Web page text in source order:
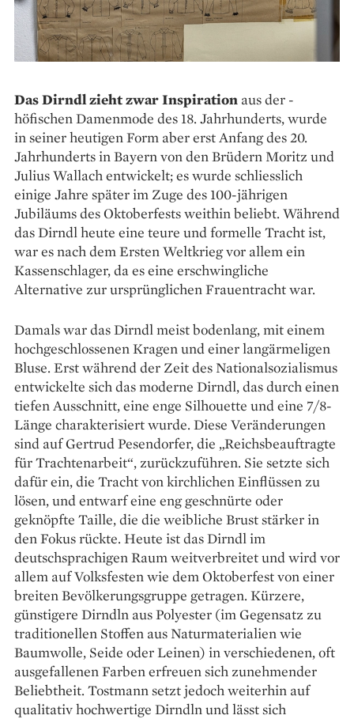
Das Dirndl zieht zwar Inspiration aus der ­
höfischen Damenmode des 18. Jahrhunderts, wurde
in seiner heutigen Form aber erst Anfang des 20.
Jahrhunderts in Bayern von den Brüdern Moritz und
Julius Wallach entwickelt; es wurde schliesslich
einige Jahre später im Zuge des 100-jährigen
Jubiläums des Oktoberfests weithin beliebt. Während
das Dirndl heute eine teure und formelle Tracht ist,
war es nach dem Ersten Weltkrieg vor allem ein
Kassenschlager, da es eine erschwingliche
Alternative zur ursprünglichen Frauentracht war.
Damals war das Dirndl meist bodenlang, mit einem
hochgeschlossenen Kragen und einer langärmeligen
Bluse. Erst während der Zeit des Nationalsozialismus
entwickelte sich das moderne Dirndl, das durch einen
tiefen Ausschnitt, eine enge Silhouette und eine 7/8-
Länge charakte­risiert wurde. Diese Veränderungen
sind auf ­Gertrud Pesendorfer, die „Reichsbeauftragte
für Trachtenarbeit“, zurückzuführen. Sie setzte sich
dafür ein, die Tracht von kirchlichen ­Einflüssen zu
lösen, und entwarf eine eng geschnürte oder
geknöpfte Taille, die die weibliche Brust ­stärker in
den Fokus rückte. Heute ist das Dirndl im
deutschsprachigen Raum weitverbreitet und wird vor
allem auf Volksfesten wie dem Oktoberfest von einer
breiten Bevölkerungsgruppe getragen. Kürzere,
günstigere Dirndln aus Polyester (im Gegensatz zu
traditionellen Stoffen aus Natur­materialien wie
Baumwolle, Seide oder Leinen) in verschiedenen, oft
ausgefallenen Farben erfreuen sich zunehmender
Beliebtheit. Tostmann setzt jedoch weiterhin auf
qualitativ hochwertige Dirndln und lässt sich